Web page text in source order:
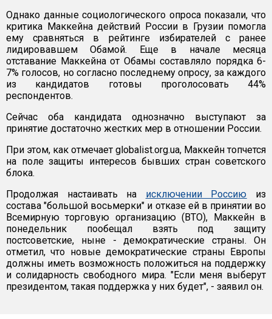
Однако данные социологического опроса показали, что
критика Маккейна действий России в Грузии помогла
ему сравняться в рейтинге избирателей с ранее
лидировавшем Обамой. Еще в начале месяца
отставание Маккейна от Обамы составляло порядка 6-
7% голосов, но согласно последнему опросу, за каждого
из кандидатов готовы проголосовать 44%
респондентов.
Сейчас оба кандидата однозначно выступают за
принятие достаточно жестких мер в отношении России.
При этом, как отмечает globalist.org.ua, Маккейн топчется
на поле защиты интересов бывших стран советского
блока.
Продолжая настаивать на исключении Россию из
состава "большой восьмерки" и отказе ей в принятии во
Всемирную торговую организацию (ВТО), Маккейн в
понедельник пообещал взять под защиту
постсоветские, ныне - демократические страны. Он
отметил, что новые демократические страны Европы
должны иметь возможность положиться на поддержку
и солидарность свободного мира. "Если меня выберут
президентом, такая поддержка у них будет", - заявил он.